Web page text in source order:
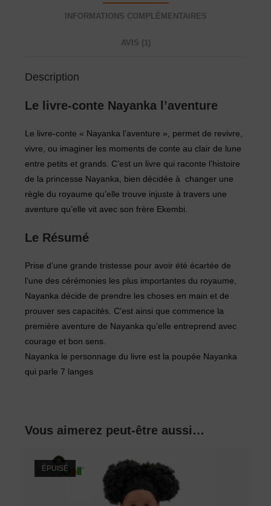
INFORMATIONS COMPLÉMENTAIRES
AVIS (1)
Description
Le livre-conte Nayanka l’aventure
Le livre-conte « Nayanka l’aventure », permet de revivre,
vivre, ou imaginer les moments de conte au clair de lune
entre petits et grands. C’est un livre qui raconte l’histoire
de la princesse Nayanka, bien décidée à changer une
règle du royaume qu’elle trouve injuste à travers une
aventure qu’elle vit avec son frère Ekembi.
Le Résumé
Prise d’une grande tristesse pour avoir été écartée de
l’une des cérémonies les plus importantes du royaume,
Nayanka décide de prendre les choses en main et de
prouver ses capacités. C’est ainsi que commence la
première aventure de Nayanka qu’elle entreprend avec
courage et bon sens.
Nayanka le personnage du livre est la poupée Nayanka
qui parle 7 langes
Vous aimerez peut-être aussi…
ÉPUISÉ